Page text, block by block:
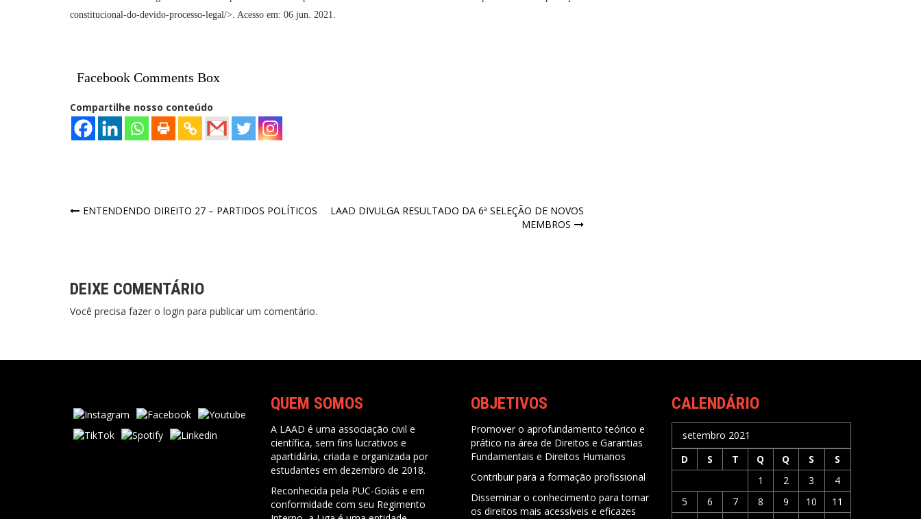
constitucional-do-devido-processo-legal/>. Acesso em: 06 jun. 2021.
Facebook Comments Box
Compartilhe nosso conteúdo
Navegação
ENTENDENDO DIREITO 27 – PARTIDOS POLÍTICOS
LAAD DIVULGA RESULTADO DA 6ª SELEÇÃO DE NOVOS
MEMBROS
DEIXE COMENTÁRIO
Você precisa fazer o login para publicar um comentário.
QUEM SOMOS
A LAAD é uma associação civil e
científica, sem fins lucrativos e
apartidária, criada e organizada por
estudantes em dezembro de 2018.
Reconhecida pela PUC-Goiás e em
conformidade com seu Regimento
OBJETIVOS
Promover o aprofundamento teórico e
prático na área de Direitos e Garantias
Fundamentais e Direitos Humanos
Contribuir para a formação profissional
Disseminar o conhecimento para tornar
os direitos mais acessíveis e eficazes
CALENDÁRIO
setembro 2021
D
S T Q Q S
S
1
2 3
4
5
6 7 8 9 10
11